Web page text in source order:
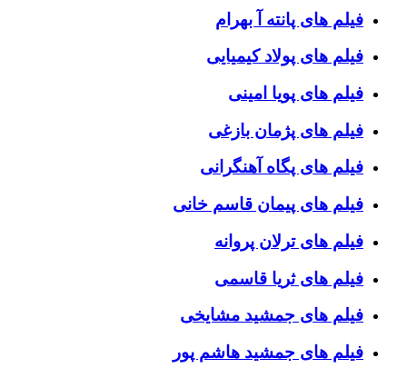
فیلم های پانته آ بهرام
فیلم های پولاد کیمیایی
فیلم های پویا امینی
فیلم های پژمان بازغی
فیلم های پگاه آهنگرانی
فیلم های پیمان قاسم خانی
فیلم های ترلان پروانه
فیلم های ثریا قاسمی
فیلم های جمشید مشایخی
فیلم های جمشید هاشم پور